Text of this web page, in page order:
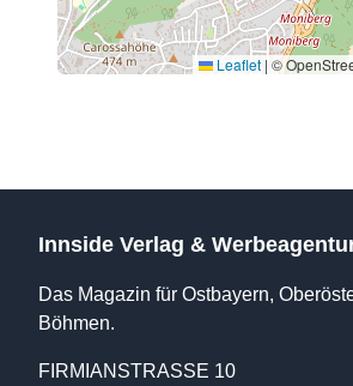
Leaflet | ©
Innside Verlag &
Das Magazin für Ostbayern,
Böhmen.
FIRMIANSTRASSE 10